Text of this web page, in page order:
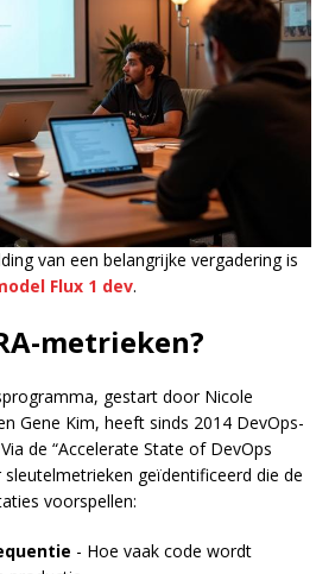
van een belangrijke vergadering is
Flux 1 dev.
metrieken?
gestart door Nicole
Gene Kim, heeft sinds 2014 DevOps-
de “Accelerate State of DevOps
sleutelmetrieken geïdentificeerd die de
voorspellen:
- Hoe vaak code wordt